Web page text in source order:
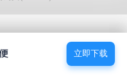
立即下载
立即下载